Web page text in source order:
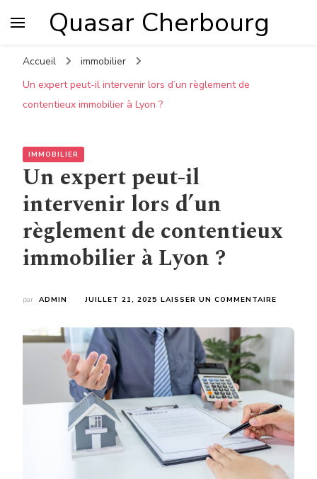
Quasar Cherbourg
Accueil
immobilier
Un expert peut-il intervenir lors d’un règlement de
contentieux immobilier à Lyon ?
IMMOBILIER
Un expert peut-il
intervenir lors d’un
règlement de contentieux
immobilier à Lyon ?
par ADMIN JUILLET 21, 2025 LAISSER UN COMMENTAIRE
D’UN
DE
LYON